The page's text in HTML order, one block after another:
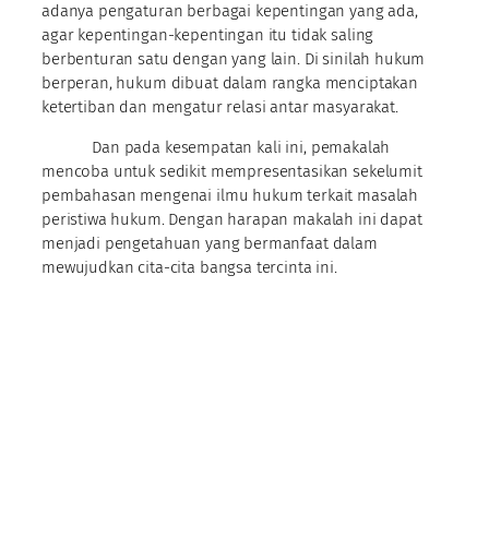
adanya pengaturan berbagai kepentingan yang ada,
agar kepentingan-kepentingan itu tidak saling
berbenturan satu dengan yang lain. Di sinilah hukum
berperan, hukum dibuat dalam rangka menciptakan
ketertiban dan mengatur relasi antar masyarakat.
Dan pada kesempatan kali ini, pemakalah
mencoba untuk sedikit mempresentasikan sekelumit
pembahasan mengenai ilmu hukum terkait masalah
peristiwa hukum. Dengan harapan makalah ini dapat
menjadi pengetahuan yang bermanfaat dalam
mewujudkan cita-cita bangsa tercinta ini.